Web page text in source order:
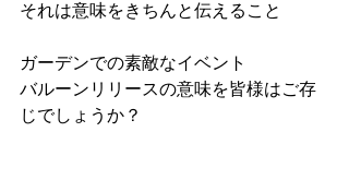
それは意味をきちんと伝えること
ガーデンでの素敵なイベント
バルーンリリースの意味を皆様はご存
じでしょうか？